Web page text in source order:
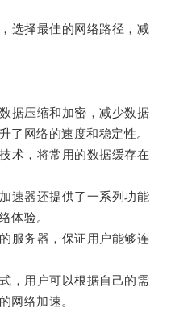
择最佳的网络路径，减
压缩和加密，减少数据
了网络的速度和稳定性。
，将常用的数据缓存在
器还提供了一系列功能
体验。
务器，保证用户能够连
用户可以根据自己的需
网络加速。